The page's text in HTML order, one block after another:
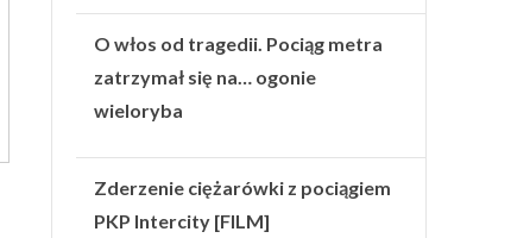
O włos od tragedii. Pociąg metra
zatrzymał się na… ogonie
wieloryba
Zderzenie ciężarówki z pociągiem
PKP Intercity [FILM]